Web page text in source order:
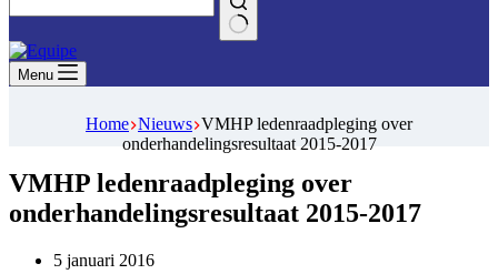
Geen
resultaten
Menu
Home Nieuws VMHP ledenraadpleging over
onderhandelingsresultaat 2015-2017
VMHP ledenraadpleging over
onderhandelingsresultaat 2015-2017
5 januari 2016